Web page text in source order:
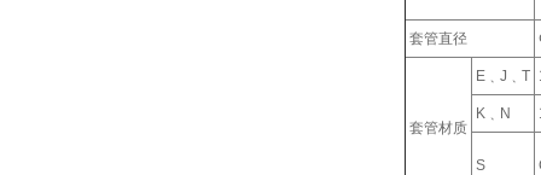
套管直径
套管材质
E﹑J﹑T
K﹑N
S